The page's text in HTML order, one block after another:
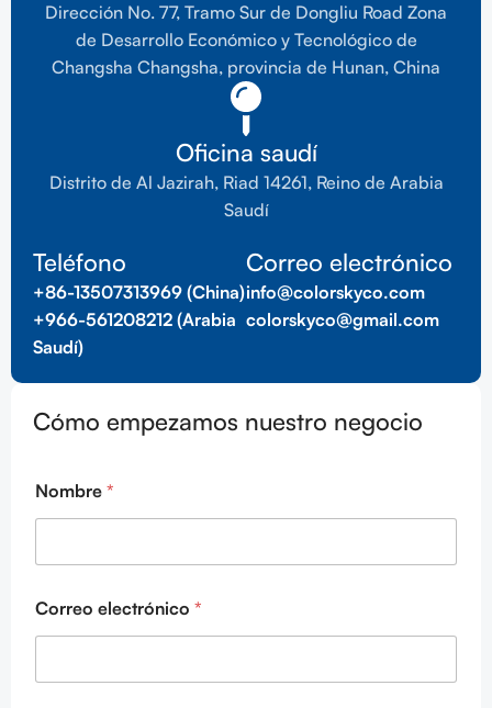
Dirección No. 77, Tramo Sur de Dongliu Road Zona
de Desarrollo Económico y Tecnológico de
Changsha Changsha, provincia de Hunan, China
Oficina saudí
Distrito de Al Jazirah, Riad 14261, Reino de Arabia
Saudí
Teléfono
+86-13507313969 (China)
+966-561208212 (Arabia
Saudí)
Correo electrónico
info@colorskyco.com
colorskyco@gmail.com
Cómo empezamos nuestro negocio
Nombre *
Correo electrónico *